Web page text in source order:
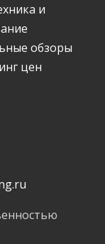
и
обзоры
цен